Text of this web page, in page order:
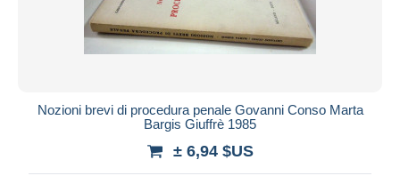
Nozioni brevi di procedura penale Govanni Conso Marta
Bargis Giuffrè 1985
± 6,94 $US